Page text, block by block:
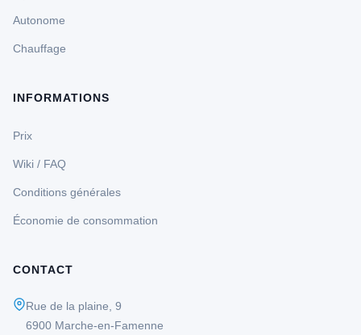
Autonome
Chauffage
INFORMATIONS
Prix
Wiki / FAQ
Conditions générales
Économie de consommation
CONTACT
Rue de la plaine, 9
6900 Marche-en-Famenne